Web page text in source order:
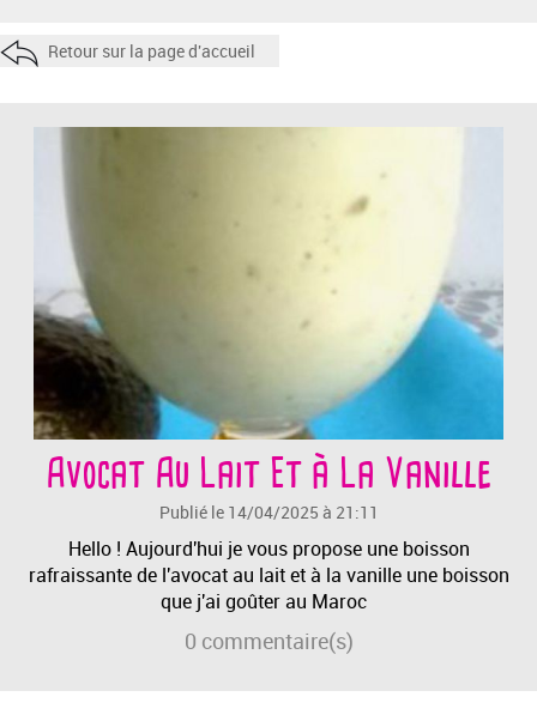
Retour sur la page d'accueil
Avocat Au Lait Et à La Vanille
Publié le 14/04/2025 à 21:11
Hello ! Aujourd'hui je vous propose une boisson
rafraissante de l'avocat au lait et à la vanille une boisson
que j'ai goûter au Maroc
0 commentaire(s)